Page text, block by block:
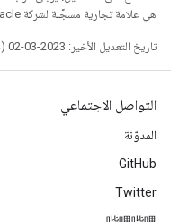
هي علامة تجارية مسجَّلة لشركة Oracle و/أو شركائها التابعين.
تاريخ التعديل الأخير: 2023-03-02 (حسب التوقيت العالمي المتفَّق عليه)
التواصل الاجتماعي
المدوّنة
GitHub
Twitter